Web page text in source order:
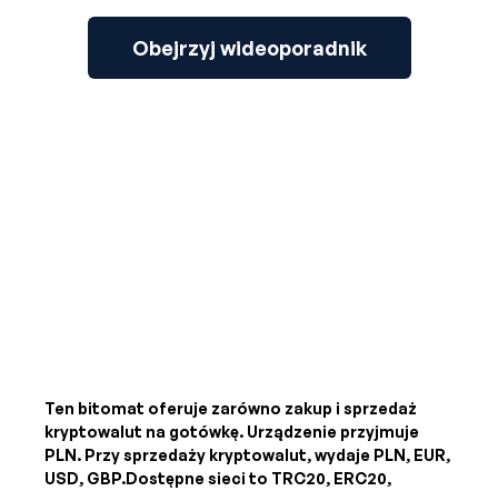
Obejrzyj wideoporadnik
Ten bitomat oferuje zarówno zakup i sprzedaż
kryptowalut na gotówkę. Urządzenie przyjmuje
PLN. Przy sprzedaży kryptowalut, wydaje PLN, EUR,
USD, GBP.Dostępne sieci to TRC20, ERC20,